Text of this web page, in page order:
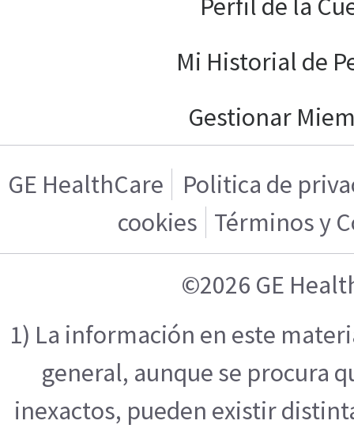
Perfil de la
Mi Historial de
Gestionar
GE HealthCare
Politica de
cookies Términos y
©2026 GE
1) La información en este
general, aunque se procura
inexactos, pueden existir